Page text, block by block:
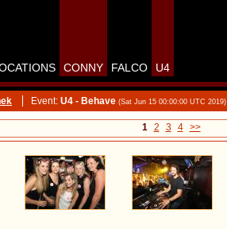
CONNY FALCO U4
Event: U4 - Behave (Sat Jun 15 00:00:00 UTC 2019)
1 2 3 4 >>